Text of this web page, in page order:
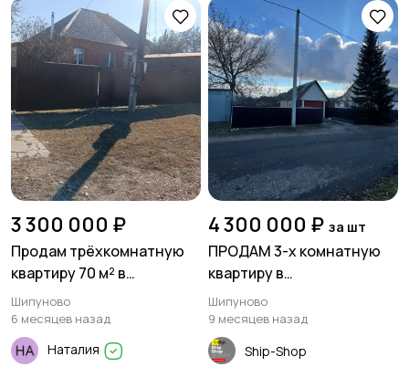
3 300 000 ₽
Продам трёхкомнатную
квартиру 70 м² в
Шипуново
Шипуново
6 месяцев назад
Наталия
4 300 000 ₽ за шт
ПРОДАМ 3-х комнатную
квартиру в
двухквартирном доме на
земле в Шипуново 78,2
кв.м
Шипуново
9 месяцев назад
Ship-Shop